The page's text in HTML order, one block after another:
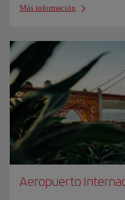
Más información
Aeropuerto